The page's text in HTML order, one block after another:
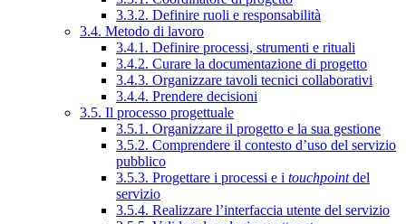
3.3.2. Definire ruoli e responsabilità
3.4. Metodo di lavoro
3.4.1. Definire processi, strumenti e rituali
3.4.2. Curare la documentazione di progetto
3.4.3. Organizzare tavoli tecnici collaborativi
3.4.4. Prendere decisioni
3.5. Il processo progettuale
3.5.1. Organizzare il progetto e la sua gestione
3.5.2. Comprendere il contesto d’uso del servizio
pubblico
3.5.3. Progettare i processi e i touchpointdel
servizio
3.5.4. Realizzare l’interfaccia utente del servizio